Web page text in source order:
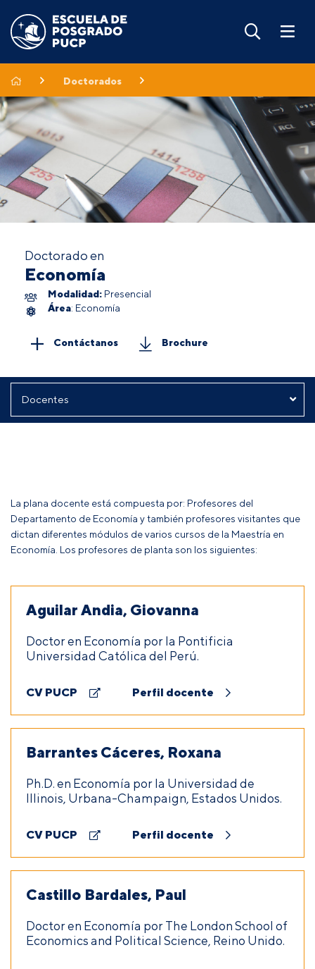
Doctorados
Doctorado en
Economía
Modalidad: Presencial
Área: Economía
Contáctanos Brochure
La plana docente está compuesta por: Profesores del
Departamento de Economía y también profesores visitantes que
dictan diferentes módulos de varios cursos de la Maestría en
Economía. Los profesores de planta son los siguientes:
Aguilar Andia, Giovanna
Doctor en Economía por la Pontificia
Universidad Católica del Perú.
CV PUCP Perfil docente
Barrantes Cáceres, Roxana
Ph.D. en Economía por la Universidad de
Illinois, Urbana-Champaign, Estados Unidos.
CV PUCP Perfil docente
Castillo Bardales, Paul
Doctor en Economía por The London School of
Economics and Political Science, Reino Unido.